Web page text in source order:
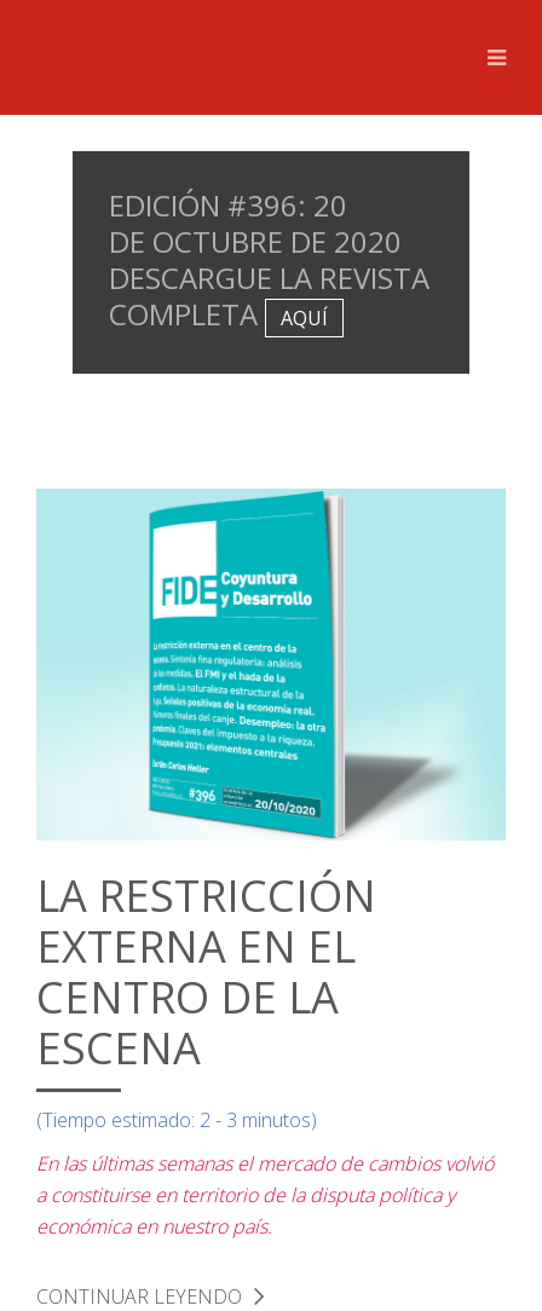
EDICIÓN #396: 20
DE OCTUBRE DE 2020
DESCARGUE LA REVISTA
COMPLETA
AQUÍ
LA RESTRICCIÓN
EXTERNA EN EL
CENTRO DE LA
ESCENA
(Tiempo estimado: 2 - 3 minutos)
En las últimas semanas el mercado de cambios volvió
a constituirse en territorio de la disputa política y
económica en nuestro país.
CONTINUAR LEYENDO